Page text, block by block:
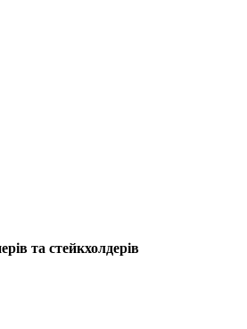
та стейкхолдерів